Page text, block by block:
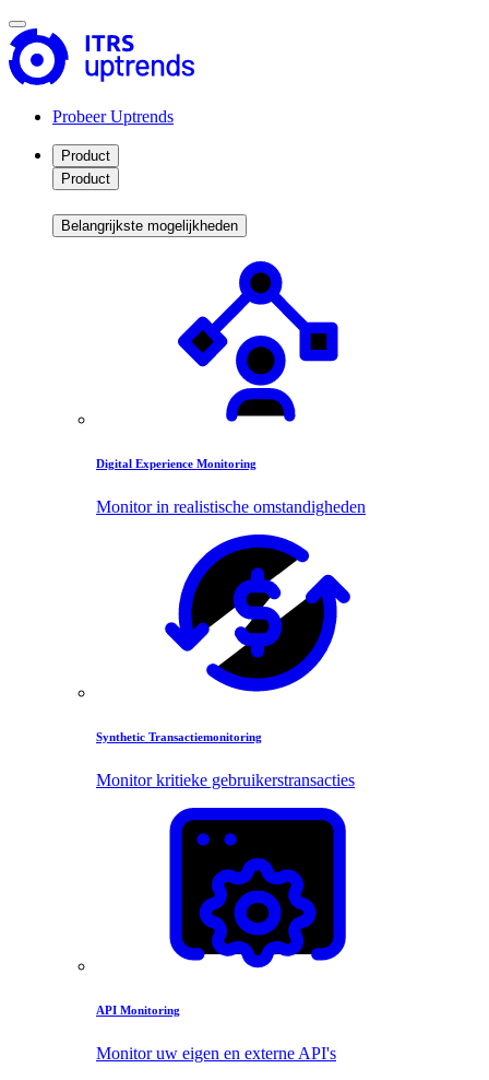
Probeer Uptrends
Product
Product
Belangrijkste mogelijkheden
Digital Experience Monitoring
Monitor in realistische omstandigheden
Synthetic Transactiemonitoring
Monitor kritieke gebruikerstransacties
API Monitoring
Monitor uw eigen en externe API's